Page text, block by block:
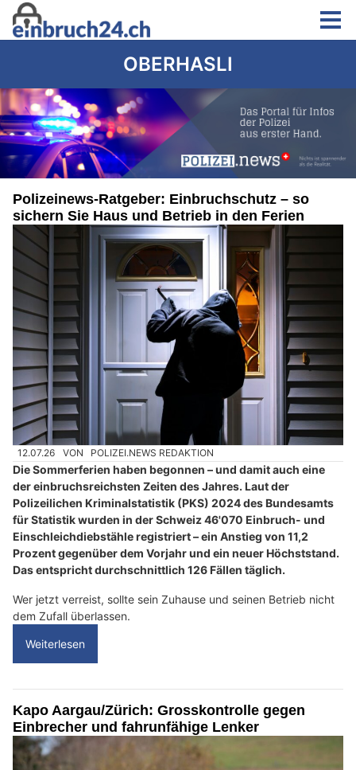
OBERHASLI
Polizeinews-Ratgeber: Einbruchschutz – so
sichern Sie Haus und Betrieb in den Ferien
12.07.26 VON POLIZEI.NEWS REDAKTION
Die Sommerferien haben begonnen – und damit auch eine
der einbruchsreichsten Zeiten des Jahres. Laut der
Polizeilichen Kriminalstatistik (PKS) 2024 des Bundesamts
für Statistik wurden in der Schweiz 46'070 Einbruch- und
Einschleichdiebstähle registriert – ein Anstieg von 11,2
Prozent gegenüber dem Vorjahr und ein neuer Höchststand.
Das entspricht durchschnittlich 126 Fällen täglich.
Wer jetzt verreist, sollte sein Zuhause und seinen Betrieb nicht
dem Zufall überlassen.
Weiterlesen
Kapo Aargau/Zürich: Grosskontrolle gegen
Einbrecher und fahrunfähige Lenker